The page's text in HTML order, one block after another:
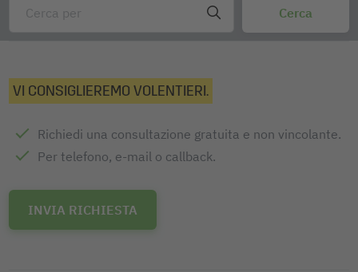
VI CONSIGLIEREMO VOLENTIERI.
Richiedi una consultazione gratuita e non vincolante.
Per telefono, e-mail o callback.
INVIA RICHIESTA